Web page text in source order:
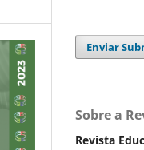
Enviar
Sobre a
Revista